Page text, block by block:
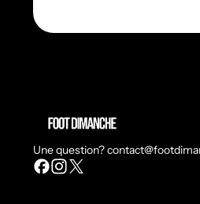
Une question?